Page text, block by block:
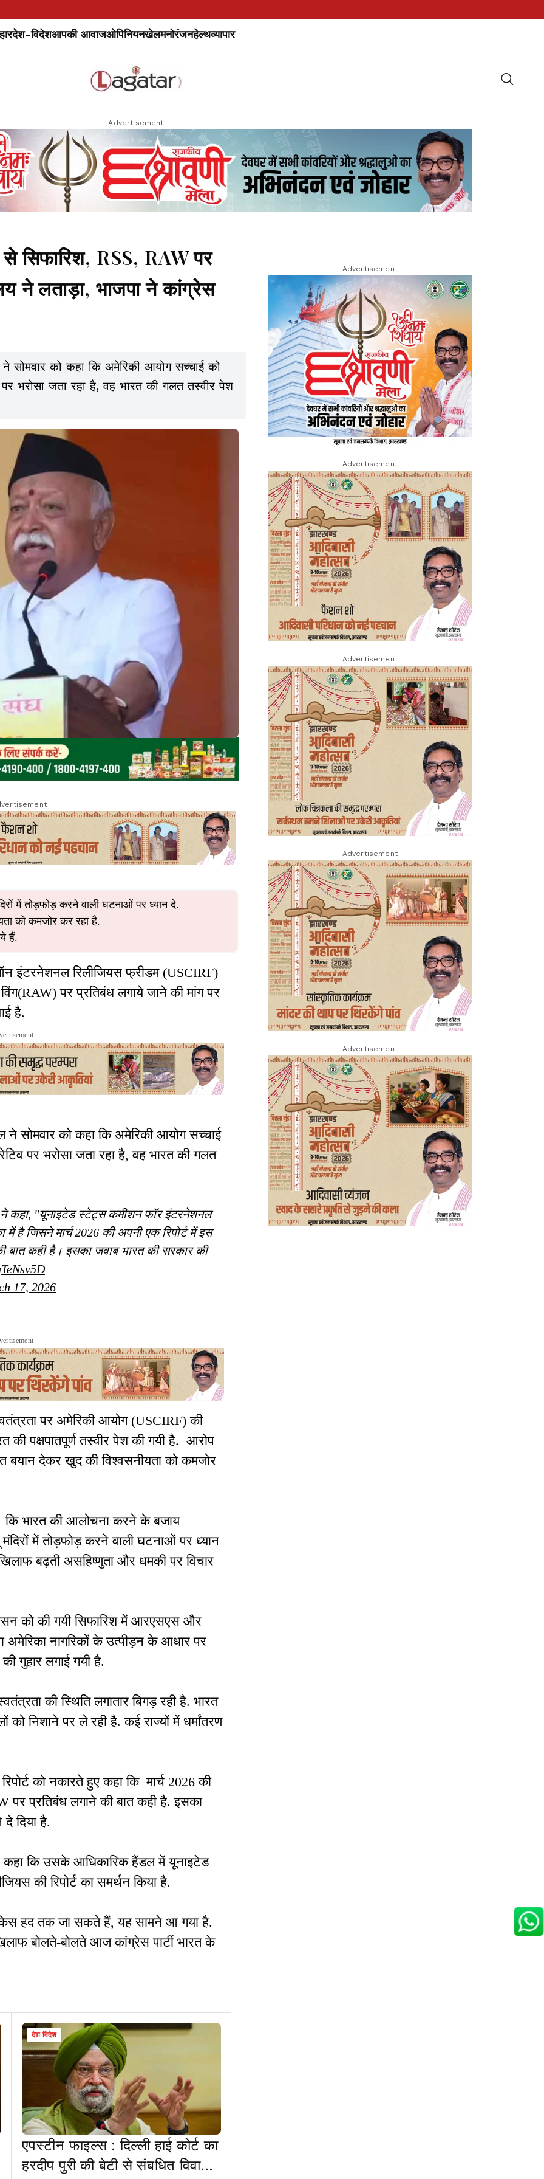
देश-विदेशआपकी आवाजओपिनियनखेलमनोरंजनहेल्थव्यापार
Advertisement
सिफारिश, RSS, RAW पर
ने लताड़ा, भाजपा ने कांग्रेस
सोमवार को कहा कि अमेरिकी आयोग सच्चाई को
भरोसा जता रहा है, वह भारत की गलत तस्वीर पेश
में तोड़फोड़ करने वाली घटनाओं पर ध्यान दे.
को कमजोर कर रहा है.
हैं.
इंटरनेशनल रिलीजियस फ्रीडम (USCIRF)
पर प्रतिबंध लगाये जाने की मांग पर
है.
ने सोमवार को कहा कि अमेरिकी आयोग सच्चाई
पर भरोसा जता रहा है, वह भारत की गलत
ने कहा, "यूनाइटेड स्टेट्स कमीशन फॉर इंटरनेशनल
है जिसने मार्च 2026 की अपनी एक रिपोर्ट में इस
बात कही है। इसका जवाब भारत की सरकार की
17, 2026
पर अमेरिकी आयोग (USCIRF) की
की पक्षपातपूर्ण तस्वीर पेश की गयी है. आरोप
बयान देकर खुद की विश्वसनीयता को कमजोर
भारत की आलोचना करने के बजाय
में तोड़फोड़ करने वाली घटनाओं पर ध्यान
बढ़ती असहिष्णुता और धमकी पर विचार
को की गयी सिफारिश में आरएसएस और
अमेरिका नागरिकों के उत्पीड़न के आधार पर
गुहार लगाई गयी है.
की स्थिति लगातार बिगड़ रही है. भारत
निशाने पर ले रही है. कई राज्यों में धर्मांतरण
को नकारते हुए कहा कि मार्च 2026 की
प्रतिबंध लगाने की बात कही है. इसका
दिया है.
कहा कि उसके आधिकारिक हैंडल में यूनाइटेड
की रिपोर्ट का समर्थन किया है.
हद तक जा सकते हैं, यह सामने आ गया है.
बोलते-बोलते आज कांग्रेस पार्टी भारत के
देश-विदेश
एपस्टीन फाइल्स : दिल्ली हाई कोर्ट का
हरदीप पुरी की बेटी से संबधित विवादित
Advertisement
Advertisement
Advertisement
Advertisement
Advertisement